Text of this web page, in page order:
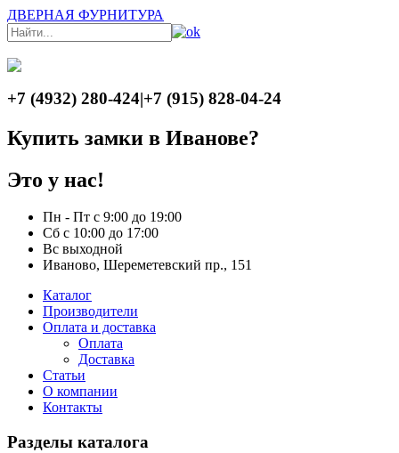
ДВЕРНАЯ ФУРНИТУРА
+7 (4932) 280-424|+7 (915) 828-04-24
Купить замки в Иванове?
Это у нас!
Пн - Пт с 9:00 до 19:00
Сб с 10:00 до 17:00
Вс выходной
Иваново, Шереметевский пр., 151
Каталог
Производители
Оплата и доставка
Оплата
Доставка
Статьи
О компании
Контакты
Разделы каталога